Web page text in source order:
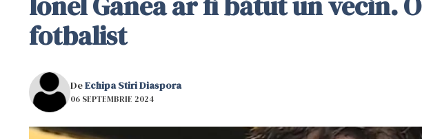
fotbalist
DeEchipa Stiri Diaspora
06 SEPTEMBRIE 2024